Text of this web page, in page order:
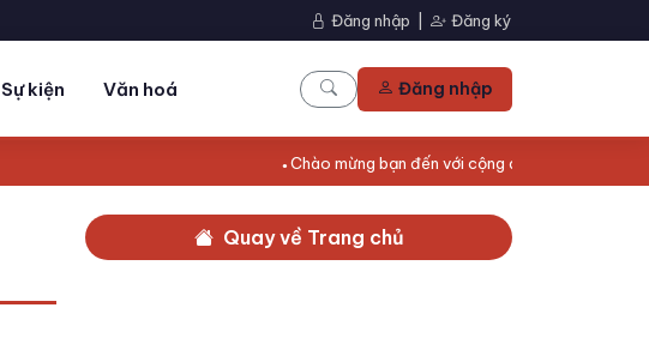
Đăng nhập Đăng ký
Sự kiện Văn hoá Đăng nhập
Chào mừng bạn đến với cộng đồng Người Sài Gòn!
Quay về Trang chủ